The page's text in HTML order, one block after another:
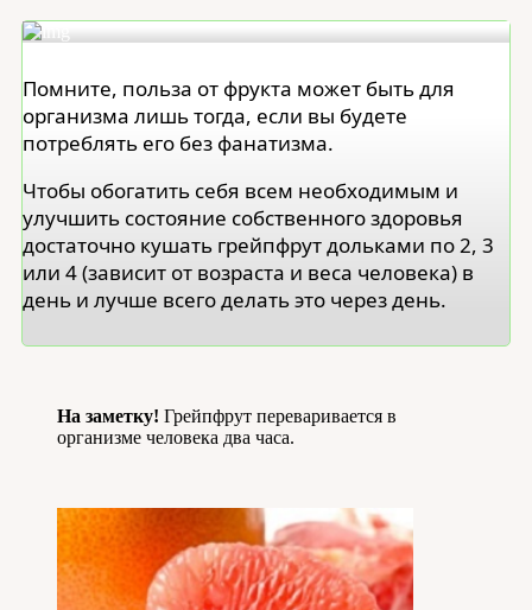
Помните, польза от фрукта может быть для
организма лишь тогда, если вы будете
потреблять его без фанатизма.
Чтобы обогатить себя всем необходимым и
улучшить состояние собственного здоровья
достаточно кушать грейпфрут дольками по 2, 3
или 4 (зависит от возраста и веса человека) в
день и лучше всего делать это через день.
На заметку! Грейпфрут переваривается в
организме человека два часа.